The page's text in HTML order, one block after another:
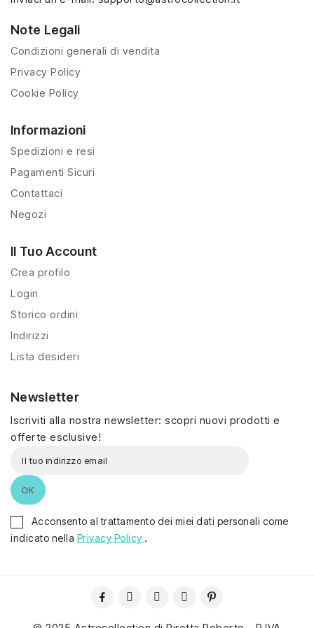
Note Legali
Condizioni generali di vendita
Privacy Policy
Cookie Policy
Informazioni
Spedizioni e resi
Pagamenti Sicuri
Contattaci
Negozi
Il Tuo Account
Crea profilo
Login
Storico ordini
Indirizzi
Lista desideri
Newsletter
Iscriviti alla nostra newsletter: scopri nuovi prodotti e
offerte esclusive!
Acconsento al trattamento dei miei dati personali come
indicato nella Privacy Policy .